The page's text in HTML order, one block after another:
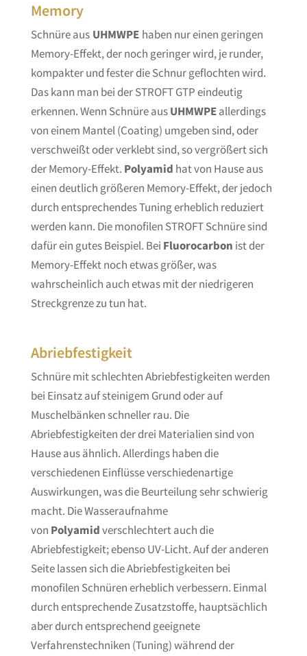
Memory
Schnüre aus UHMWPE haben nur einen geringen
Memory-Effekt, der noch geringer wird, je runder,
kompakter und fester die Schnur geflochten wird.
Das kann man bei der STROFT GTP eindeutig
erkennen. Wenn Schnüre ausUHMWPEallerdings
von einem Mantel (Coating) umgeben sind, oder
verschweißt oder verklebt sind, so vergrößert sich
der Memory-Effekt. Polyamid hat von Hause aus
einen deutlich größeren Memory-Effekt, der jedoch
durch entsprechendes Tuning erheblich reduziert
werden kann. Die monofilen STROFT Schnüre sind
dafür ein gutes Beispiel. Bei Fluorocarbon ist der
Memory-Effekt noch etwas größer, was
wahrscheinlich auch etwas mit der niedrigeren
Streckgrenze zu tun hat.
Abriebfestigkeit
Schnüre mit schlechten Abriebfestigkeiten werden
bei Einsatz auf steinigem Grund oder auf
Muschelbänken schneller rau. Die
Abriebfestigkeiten der drei Materialien sind von
Hause aus ähnlich. Allerdings haben die
verschiedenen Einflüsse verschiedenartige
Auswirkungen, was die Beurteilung sehr schwierig
macht. Die Wasseraufnahme
von Polyamidverschlechtert auch die
Abriebfestigkeit; ebenso UV-Licht. Auf der anderen
Seite lassen sich die Abriebfestigkeiten bei
monofilen Schnüren erheblich verbessern. Einmal
durch entsprechende Zusatzstoffe, hauptsächlich
aber durch entsprechend geeignete
Verfahrenstechniken (Tuning) während der